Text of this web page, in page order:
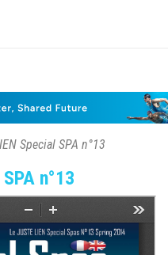
Special SPA n°13
n°13